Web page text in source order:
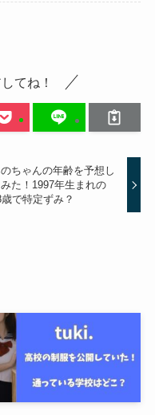
てね！
ちゃんの年齢を予想し
た！1997年生まれの
で特定ずみ？